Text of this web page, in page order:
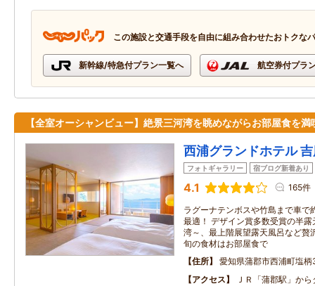
この施設と交通手段を自由に組み合わせたおトクな
新幹線/特急付プラン一覧へ 航空券付プラ
【全室オーシャンビュー】絶景三河湾を眺めながらお部屋食を満
西浦グランドホテル
フォトギャラリー 宿ブログ新着あり
4.1 165件
ラグーナテンボスや竹島まで車
最適！ デザイン賞多数受賞の半
湾～、最上階展望露天風呂など贅
旬の食材はお部屋食で
住所
愛知県蒲郡市西浦町塩柄
アクセス
ＪＲ「蒲郡駅」か